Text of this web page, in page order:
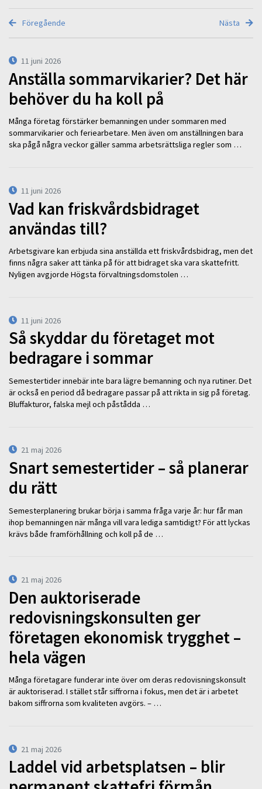
Föregående Nästa
11 juni 2026
Anställa sommarvikarier? Det här
behöver du ha koll på
Många företag förstärker bemanningen under sommaren med
sommarvikarier och feriearbetare. Men även om anställningen bara
ska pågå några veckor gäller samma arbetsrättsliga regler som …
11 juni 2026
Vad kan friskvårdsbidraget
användas till?
Arbetsgivare kan erbjuda sina anställda ett friskvårdsbidrag, men det
finns några saker att tänka på för att bidraget ska vara skattefritt.
Nyligen avgjorde Högsta förvaltningsdomstolen …
11 juni 2026
Så skyddar du företaget mot
bedragare i sommar
Semestertider innebär inte bara lägre bemanning och nya rutiner. Det
är också en period då bedragare passar på att rikta in sig på företag.
Bluffakturor, falska mejl och påstådda …
21 maj 2026
Snart semestertider – så planerar
du rätt
Semesterplanering brukar börja i samma fråga varje år: hur får man
ihop bemanningen när många vill vara lediga samtidigt? För att lyckas
krävs både framförhållning och koll på de …
21 maj 2026
Den auktoriserade
redovisningskonsulten ger
företagen ekonomisk trygghet –
hela vägen
Många företagare funderar inte över om deras redovisningskonsult
är auktoriserad. I stället står siffrorna i fokus, men det är i arbetet
bakom siffrorna som kvaliteten avgörs. – …
21 maj 2026
Laddel vid arbetsplatsen – blir